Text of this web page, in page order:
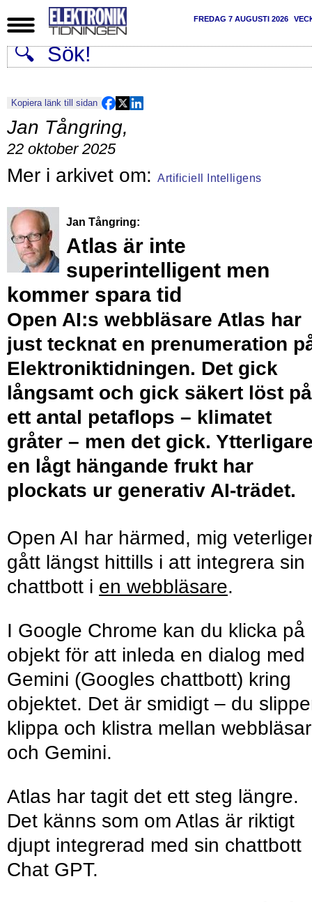
FREDAG 7 AUGUSTI 2026
Kopiera länk till sidan
Jan Tångring,
22 oktober 2025
Artificiell Intelligens
Jan Tångring:
Atlas är inte
superintelligent men
kommer spara tid
Open AI:s webbläsare Atlas har
just tecknat en prenumeration
Elektroniktidningen. Det gick
långsamt och gick säkert löst på
ett antal petaflops – klimatet
gråter – men det gick.
en lågt hängande frukt har
plockats ur generativ AI-trädet.
Open AI har härmed, mig
gått längst hittills i att integrera sin
chattbott i en webbläsare.
I Google Chrome kan du klicka på
objekt för att inleda en dialog med
Gemini (Googles chattbott) kring
objektet. Det är smidigt – du
klippa och klistra mellan
och Gemini.
Atlas har tagit det ett steg längre.
Det känns som om Atlas är riktigt
djupt integrerad med sin chattbott
Chat GPT.